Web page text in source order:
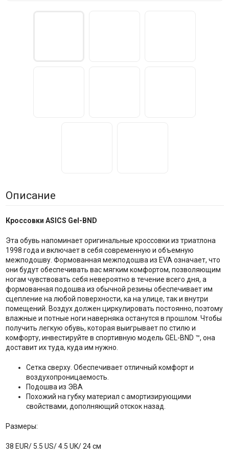
Описание
Кроссовки ASICS Gel-BND
Эта обувь напоминает оригинальные кроссовки из триатлона
1998 года и включает в себя современную и объемную
межподошву. Формованная межподошва из EVA означает, что
они будут обеспечивать вас мягким комфортом, позволяющим
ногам чувствовать себя невероятно в течение всего дня, а
формованная подошва из обычной резины обеспечивает им
сцепление на любой поверхности, ка на улице, так и внутри
помещений. Воздух должен циркулировать постоянно, поэтому
влажные и потные ноги наверняка останутся в прошлом. Чтобы
получить легкую обувь, которая выигрывает по стилю и
комфорту, инвестируйте в спортивную модель GEL-BND ™, она
доставит их туда, куда им нужно.
Сетка сверху. Обеспечивает отличный комфорт и
воздухопроницаемость.
Подошва из ЭВА
Похожий на губку материал с амортизирующими
свойствами, дополняющий отскок назад.
Размеры:
38 EUR/ 5.5 US/ 4.5 UK/ 24 см